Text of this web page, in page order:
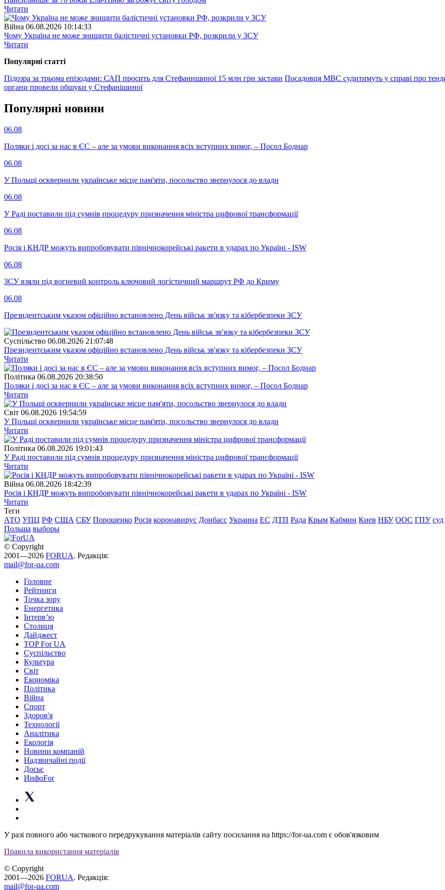
Читати
Війна 06.08.2026 10:14:33
Чому Україна не може знищити балістичні установки РФ, розкрили у ЗСУ
Читати
Популярнi статтi
Підозра за трьома епізодами: САП просить для Стефанишиної 15 млн грн застави Посадовця МВС судитимуть у справі про
органи провели обшуки у Стефанішиної
Популярнi новини
06.08
Поляки і досі за нас в ЄС – але за умови виконання всіх вступних вимог, – Посол Боднар
06.08
У Польщі осквернили українське місце пам'яти, посольство звернулося до влади
06.08
У Раді поставили під сумнів процедуру призначення міністра цифрової трансформації
06.08
Росія і КНДР можуть випробовувати північнокорейські ракети в ударах по Україні - ISW
06.08
ЗСУ взяли під вогневий контроль ключовий логістичний маршрут РФ до Криму
06.08
Президентським указом офіційно встановлено День військ зв'язку та кібербезпеки ЗСУ
Суспiльство 06.08.2026 21:07:48
Президентським указом офіційно встановлено День військ зв'язку та кібербезпеки ЗСУ
Читати
Полiтика 06.08.2026 20:38:50
Поляки і досі за нас в ЄС – але за умови виконання всіх вступних вимог, – Посол Боднар
Читати
Свiт 06.08.2026 19:54:59
У Польщі осквернили українське місце пам'яти, посольство звернулося до влади
Читати
Полiтика 06.08.2026 19:01:43
У Раді поставили під сумнів процедуру призначення міністра цифрової трансформації
Читати
Війна 06.08.2026 18:42:39
Росія і КНДР можуть випробовувати північнокорейські ракети в ударах по Україні - ISW
Читати
Теги
АТО УПЦ РФ США СБУ Порошенко Росія коронавирус Донбасс Украина ЕС ДТП Рада Крым Кабмин Киев НБУ ООС ГПУ суд
Польша выборы
© Copyright
2001—2026 FORUA. Редакція:
mail@for-ua.com
Головне
Рейтинги
Точка зору
Енергетика
Інтерв’ю
Столиця
Дайджест
TOP For UA
Суспiльство
Культура
Світ
Економіка
Політика
Війна
Спорт
Здоров'я
Технології
Аналітика
Екологія
Новини компаній
Надзвичайні події
Досьє
ИнфоFor
У разі повного або часткового передрукування матеріалів сайту посилання на https://for-ua.com є обов'язковим
Правила використання матеріалів
© Copyright
2001—2026 FORUA. Редакція:
mail@for-ua.com